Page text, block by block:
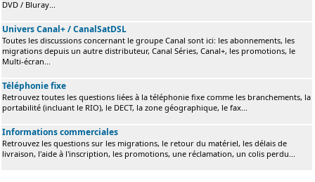
DVD / Bluray...
Univers Canal+ / CanalSatDSL
Toutes les discussions concernant le groupe Canal sont ici: les abonnements, les
migrations depuis un autre distributeur, Canal Séries, Canal+, les promotions, le
Multi-écran...
Téléphonie fixe
Retrouvez toutes les questions liées à la téléphonie fixe comme les branchements, la
portabilité (incluant le RIO), le DECT, la zone géographique, le fax...
Informations commerciales
Retrouvez les questions sur les migrations, le retour du matériel, les délais de
livraison, l'aide à l'inscription, les promotions, une réclamation, un colis perdu...